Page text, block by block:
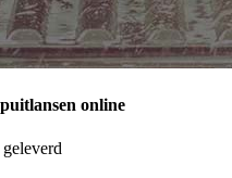
online